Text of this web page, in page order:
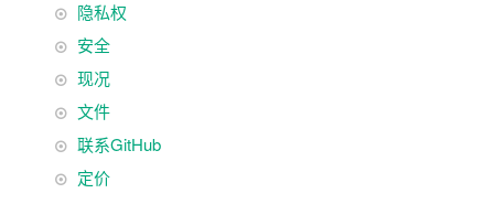
脚
导
隐私权
安全
现况
文件
联系GitHub
定价